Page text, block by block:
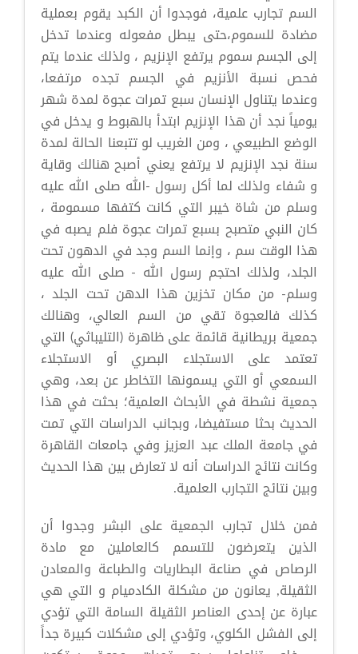
السم تجارب علمية، فوجدوا أن الكبد يقوم بعملية
مضادة للسموم،حتى يبطل مفعوله وعندما تدخل
إلى الجسم سموم يرتفع الإنزيم ، ولذلك عندما يتم
فحص نسبة الأنزيم في الجسم تجده مرتفعا،
وعندما يتناول الإنسان سبع تمرات عجوة لمدة شهر
يومياً نجد أن هذا الإنزيم ابتدأ بالهبوط و يدخل في
الوضع الطبيعي ، ومن الغريب لو تتبعنا الحالة لمدة
سنة نجد الإنزيم لا يرتفع يعني أصبح هنالك وقاية
و شفاء ولذلك لما أكل رسول -الله صلى الله عليه
وسلم من شاة خيبر التي كانت كتفها مسمومة ،
كان النبي متصبح بسبع تمرات عجوة فلم يصبه في
هذا الوقت سم ، وإنما السم وجد في الدهون تحت
الجلد، ولذلك احتجم رسول الله - صلى الله عليه
وسلم- من مكان تخزين هذا الدهن تحت الجلد ،
كذلك فالعجوة تقي من السم العالي، وهنالك
جمعية بريطانية قائمة على ظاهرة (التليباثي) التي
تعتمد على الاستجلاء البصري أو الاستجلاء
السمعي أو التي يسمونها التخاطر عن بعد، وهي
جمعية نشطة في الأبحاث العلمية؛ بحثت في هذا
الحديث بحثا مستفيضا، وبجانب الدراسات التي تمت
في جامعة الملك عبد العزيز وفي جامعات القاهرة
وكانت نتائج الدراسات أنه لا تعارض بين هذا الحديث
وبين نتائج التجارب العلمية.
فمن خلال تجارب الجمعية على البشر وجدوا أن
الذين يتعرضون للتسمم كالعاملين مع مادة
الرصاص في صناعة البطاريات والطباعة والمعادن
الثقيلة, يعانون من مشكلة الكادميام و التي هي
عبارة عن إحدى العناصر الثقيلة السامة التي تؤدي
إلى الفشل الكلوي، وتؤدي إلى مشكلات كبيرة جداً